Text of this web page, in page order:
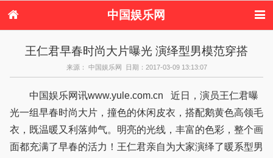
中国娱乐网
港台娱乐
日本娱乐 韩国娱乐
欧美娱乐
音乐新闻 影视新闻
港台明星八卦
八卦
王仁君早春时尚大片曝光 演绎型男模范穿搭
来源： 中国娱乐网 日期：2017-03-09 13:13:07
中国娱乐网讯www.yule.com.cn 近日，演员王仁君曝
光一组早春时尚大片，撞色的休闲皮衣，搭配鹅黄色高领毛
衣，既温暖又利落帅气。明亮的光线，丰富的色彩，整个画
面都充满了早春的活力！王仁君亲自为大家演绎了暖系型男